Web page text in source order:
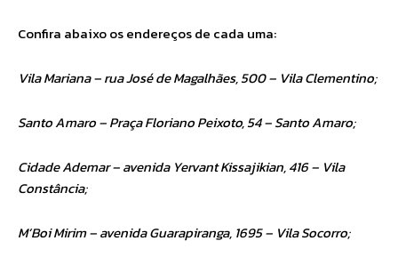
Confira abaixo os endereços de cada uma:
Vila Mariana – rua José de Magalhães, 500 – Vila Clementino;
Santo Amaro – Praça Floriano Peixoto, 54 – Santo Amaro;
Cidade Ademar – avenida Yervant Kissajikian, 416 – Vila
Constância;
M’Boi Mirim – avenida Guarapiranga, 1695 – Vila Socorro;